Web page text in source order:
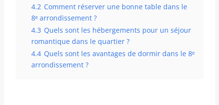
4.2 Comment réserver une bonne table dans le
8ᵉ arrondissement ?
4.3 Quels sont les hébergements pour un séjour
romantique dans le quartier ?
4.4 Quels sont les avantages de dormir dans le 8ᵉ
arrondissement ?